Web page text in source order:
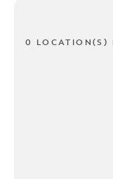
0 LOCATION(S)